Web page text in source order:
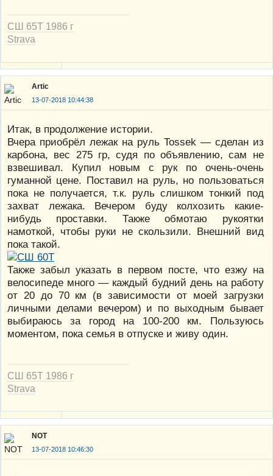
СШ 65Т 1986 г
Strava
Artic
13-07-2018 10:44:38
Итак, в продолжение истории.
Вчера приобрёл лежак на руль Tossek — сделан из
карбона, вес 275 гр, судя по объявлению, сам не
взвешивал. Купил новым с рук по очень-очень
гуманной цене. Поставил на руль, но пользоваться
пока не получается, т.к. руль слишком тонкий под
захват лежака. Вечером буду колхозить какие-
нибудь проставки. Также обмотаю рукоятки
намоткой, чтобы руки не скользили. Внешний вид
пока такой.
Также забыл указать в первом посте, что езжу на
велосипеде много — каждый будний день на работу
от 20 до 70 км (в зависимости от моей загрузки
личными делами вечером) и по выходным бывает
выбираюсь за город на 100-200 км. Пользуюсь
моментом, пока семья в отпуске и живу один.
СШ 65Т 1986 г
Strava
NOT
13-07-2018 10:46:30